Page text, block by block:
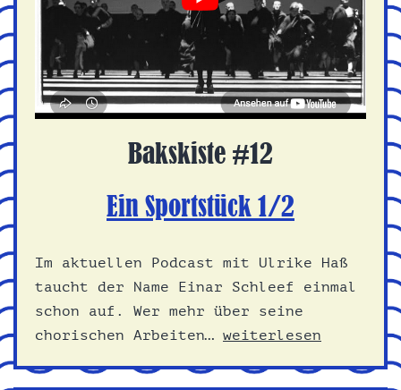
Bakskiste #12
Ein Sportstück 1/2
Im aktuellen Podcast mit Ulrike Haß
taucht der Name Einar Schleef einmal
schon auf. Wer mehr über seine
chorischen Arbeiten… Ein
weiterlesen